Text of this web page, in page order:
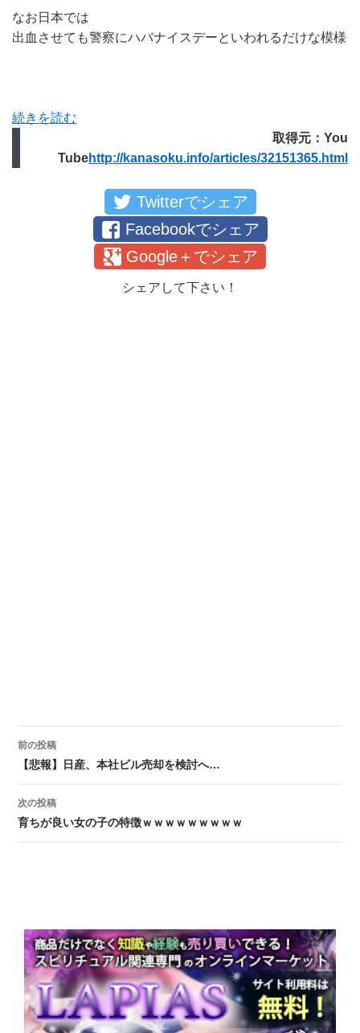
なお日本では
出血させても警察にハバナイスデーといわれるだけな模様
続きを読む
取得元：You
Tubehttp://kanasoku.info/articles/32151365.html
Twitterでシェア
Facebookでシェア
Google＋でシェア
シェアして下さい！
投稿ナビゲーション
前の投稿
【悲報】日産、本社ビル売却を検討へ…
次の投稿
育ちが良い女の子の特徴ｗｗｗｗｗｗｗｗｗ